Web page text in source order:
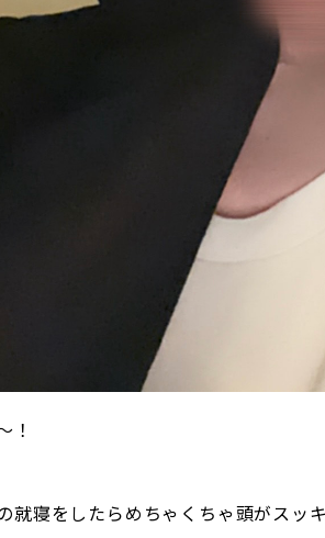
！
就寝をしたらめちゃくちゃ頭がスッキ